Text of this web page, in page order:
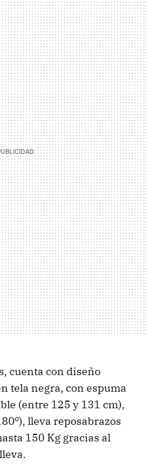
cuenta con diseño
tela negra, con espuma
(entre 125 y 131 cm),
lleva reposabrazos
150 Kg gracias al